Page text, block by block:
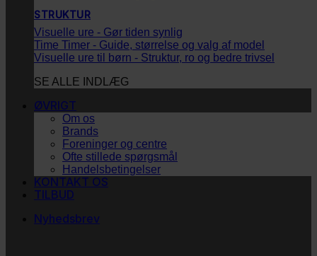
STRUKTUR
Visuelle ure - Gør tiden synlig
Time Timer - Guide, størrelse og valg af model
Visuelle ure til børn - Struktur, ro og bedre trivsel
SE ALLE INDLÆG
ØVRIGT
Om os
Brands
Foreninger og centre
Ofte stillede spørgsmål
Handelsbetingelser
KONTAKT OS
TILBUD
Nyhedsbrev